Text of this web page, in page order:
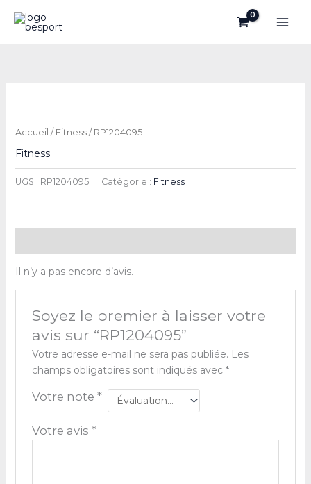
Accueil / Fitness/ RP1204095
Fitness
UGS : RP1204095 Catégorie : Fitness
Il n’y a pas encore d’avis.
Soyez le premier à laisser votre
avis sur “RP1204095”
Votre adresse e-mail ne sera pas publiée. Les
champs obligatoires sont indiqués avec *
Votre note *
Votre avis *